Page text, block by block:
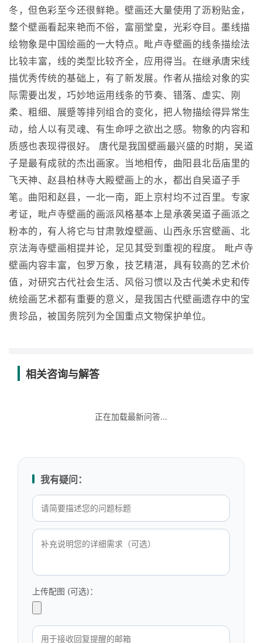
冬，但色彩至今还很鲜艳。壁画还大量使用了沥粉贴金，
整个壁画看起来艳而不俗，富丽堂皇，光彩夺目。墨线描
绘物象是中国绘画的一大特点。毗卢寺壁画的线条描绘法
比较丰富，线的类型比较齐全，应用得当。在继承唐宋线
描优秀传统的基础上，有了新发展。作者从描绘对象的实
际需要出发，巧妙地运用线条的节奏、错落、虚实、刚
柔、粗细、展蹙等排列组合的变化，把人物描绘得异常生
动，给人以有灵魂、有生命呼之欲出之感。物象的内容和
质感也表现得很好。 唐代是我国壁画最兴盛的时期，吴道
子是最有成就的杰出画家。当地相传，曲阳县北岳庙里的
飞天神、赵县柏林寺大殿壁画上的水，都出自吴道子手
笔。曲阳和赵县，一北一南，距上京村均不过百里。专家
考证，毗卢寺壁画的画派风格基本上是承袭吴道子画派之
粉本的，有人将它与甘肃敦煌壁画、山西永乐宫壁画、北
京法海寺壁画相提并论，足见其受到重视的程度。 毗卢寺
壁画内容丰富，包罗万象，技艺精湛，具有较高的艺术价
值，对研究古代社会生活、风俗习惯以及古代美术史和传
统绘画艺术都有重要的意义，是我国古代壁画遗存中的宝
贵珍品，被国务院列为全国重点文物保护单位。
相关咨询与解答
正在加载最新问答...
我有疑问：
上传配图 (可选)：